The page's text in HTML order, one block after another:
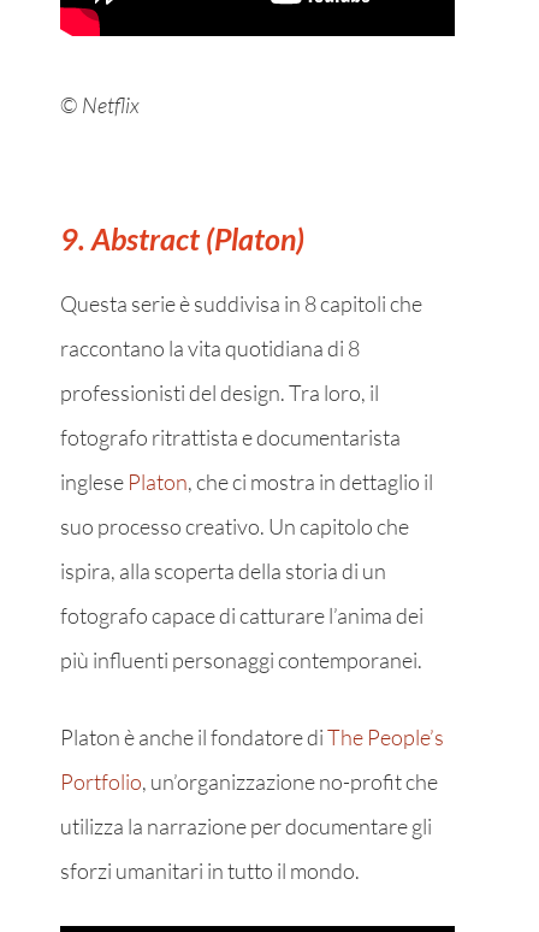
© Netflix
9. Abstract (Platon)
Questa serie è suddivisa in 8 capitoli che
raccontano la vita quotidiana di 8
professionisti del design. Tra loro, il
fotografo ritrattista e documentarista
inglese Platon, che ci mostra in dettaglio il
suo processo creativo. Un capitolo che
ispira, alla scoperta della storia di un
fotografo capace di catturare l’anima dei
più influenti personaggi contemporanei.
Platon è anche il fondatore diThe People’s
Portfolio, un’organizzazione no-profit che
utilizza la narrazione per documentare gli
sforzi umanitari in tutto il mondo.